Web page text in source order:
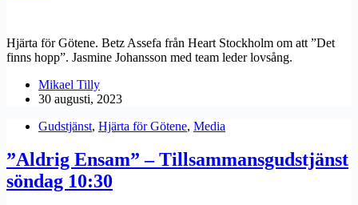
Hjärta för Götene. Betz Assefa från Heart Stockholm om att ”Det
finns hopp”. Jasmine Johansson med team leder lovsång.
Mikael Tilly
30 augusti, 2023
Gudstjänst, Hjärta för Götene, Media
”Aldrig Ensam” – Tillsammansgudstjänst
söndag 10:30